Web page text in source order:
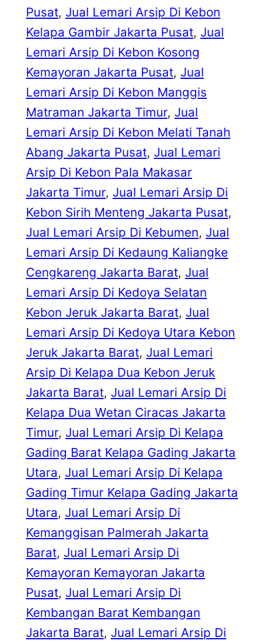
Pusat, Jual Lemari Arsip Di Kebon
Kelapa Gambir Jakarta Pusat, Jual
Lemari Arsip Di Kebon Kosong
Kemayoran Jakarta Pusat, Jual
Lemari Arsip Di Kebon Manggis
Matraman Jakarta Timur, Jual
Lemari Arsip Di Kebon Melati Tanah
Abang Jakarta Pusat, Jual Lemari
Arsip Di Kebon Pala Makasar
Jakarta Timur, Jual Lemari Arsip Di
Kebon Sirih Menteng Jakarta Pusat
Jual Lemari Arsip Di Kebumen, Jual
Lemari Arsip Di Kedaung Kaliangke
Cengkareng Jakarta Barat, Jual
Lemari Arsip Di Kedoya Selatan
Kebon Jeruk Jakarta Barat, Jual
Lemari Arsip Di Kedoya Utara Kebon
Jeruk Jakarta Barat, Jual Lemari
Arsip Di Kelapa Dua Kebon Jeruk
Jakarta Barat, Jual Lemari Arsip Di
Kelapa Dua Wetan Ciracas Jakarta
Timur, Jual Lemari Arsip Di Kelapa
Gading Barat Kelapa Gading Jakarta
Utara, Jual Lemari Arsip Di Kelapa
Gading Timur Kelapa Gading Jakarta
Utara, Jual Lemari Arsip Di
Kemanggisan Palmerah Jakarta
Barat, Jual Lemari Arsip Di
Kemayoran Kemayoran Jakarta
Pusat, Jual Lemari Arsip Di
Kembangan Barat Kembangan
Jakarta Barat, Jual Lemari Arsip Di